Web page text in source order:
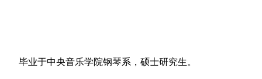
毕业于中央音乐学院钢琴系，硕士研究生。